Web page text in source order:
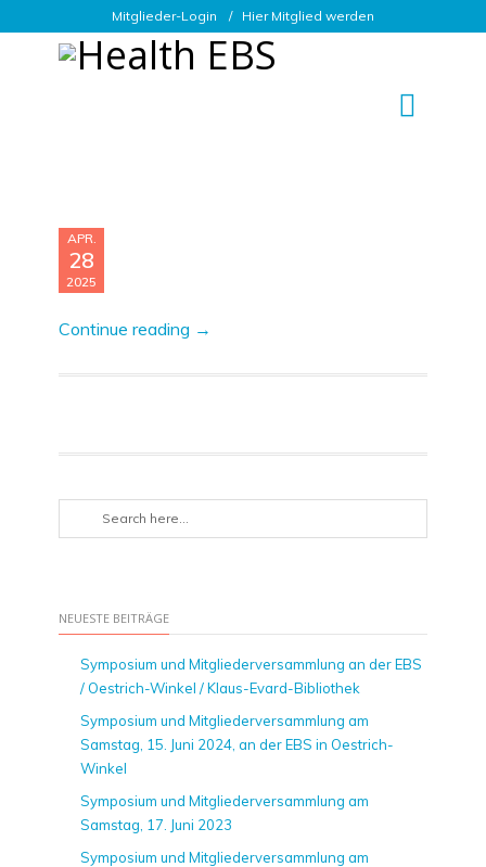
Mitglieder-Login Hier Mitglied werden
APR.
28
2025
Continue reading →
NEUESTE BEITRÄGE
Symposium und Mitgliederversammlung an der EBS
/ Oestrich-Winkel / Klaus-Evard-Bibliothek
Symposium und Mitgliederversammlung am
Samstag, 15. Juni 2024, an der EBS in Oestrich-
Winkel
Symposium und Mitgliederversammlung am
Samstag, 17. Juni 2023
Symposium und Mitgliederversammlung am